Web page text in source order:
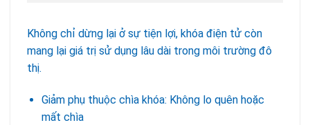
Không chỉ dừng lại ở sự tiện lợi, khóa điện tử còn
mang lại giá trị sử dụng lâu dài trong môi trường đô
thị.
Giảm phụ thuộc chìa khóa: Không lo quên hoặc
mất chìa